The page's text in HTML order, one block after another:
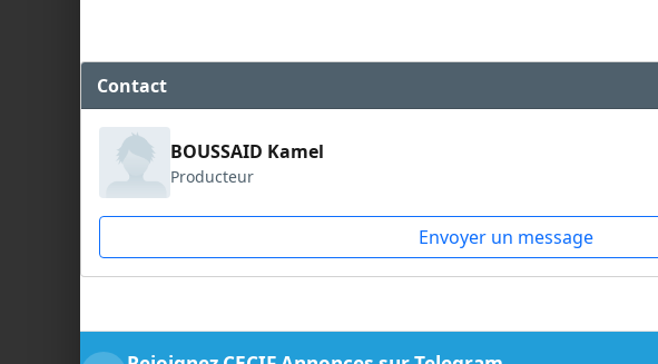
Contact
BOUSSAID Kamel
Producteur
Envoyer un message